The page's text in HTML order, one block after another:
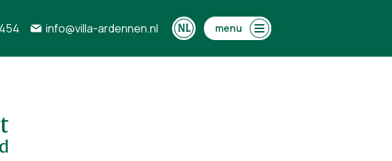
info@villa-ardennen.nl menu